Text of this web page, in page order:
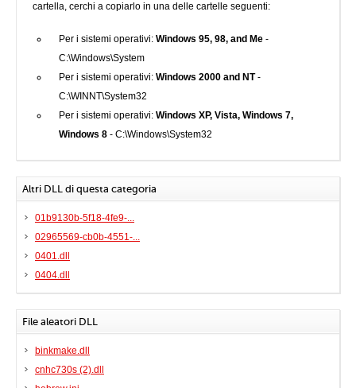
cartella, cerchi a copiarlo in una delle cartelle seguenti:
Per i sistemi operativi: Windows 95, 98, and Me -
C:\Windows\System
Per i sistemi operativi: Windows 2000 and NT-
C:\WINNT\System32
Per i sistemi operativi: Windows XP, Vista, Windows 7,
Windows 8 - C:\Windows\System32
Altri DLL di questa categoria
01b9130b-5f18-4fe9-...
02965569-cb0b-4551-...
0401.dll
0404.dll
File aleatori DLL
binkmake.dll
cnhc730s (2).dll